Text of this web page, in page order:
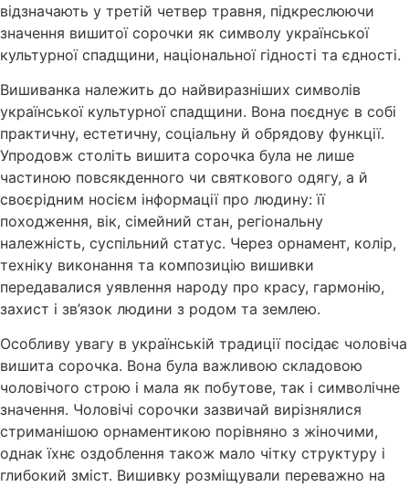
відзначають у третій четвер травня, підкреслюючи
значення вишитої сорочки як символу української
культурної спадщини, національної гідності та єдності.
Вишиванка належить до найвиразніших символів
української культурної спадщини. Вона поєднує в собі
практичну, естетичну, соціальну й обрядову функції.
Упродовж століть вишита сорочка була не лише
частиною повсякденного чи святкового одягу, а й
своєрідним носієм інформації про людину: її
походження, вік, сімейний стан, регіональну
належність, суспільний статус. Через орнамент, колір,
техніку виконання та композицію вишивки
передавалися уявлення народу про красу, гармонію,
захист і зв’язок людини з родом та землею.
Особливу увагу в українській традиції посідає чоловіча
вишита сорочка. Вона була важливою складовою
чоловічого строю і мала як побутове, так і символічне
значення. Чоловічі сорочки зазвичай вирізнялися
стриманішою орнаментикою порівняно з жіночими,
однак їхнє оздоблення також мало чітку структуру і
глибокий зміст. Вишивку розміщували переважно на